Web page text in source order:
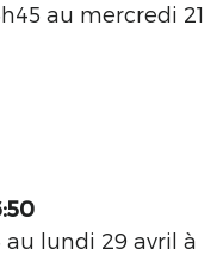
au mercredi 21
au lundi 29 avril à